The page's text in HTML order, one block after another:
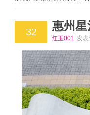
32 惠州
红玉001 发